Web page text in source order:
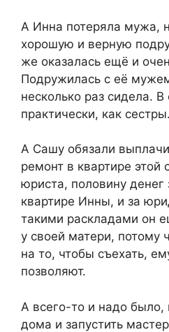
А Инна потеряла мужа,
хорошую и верную
же оказалась ещё и
Подружилась с её
несколько раз сидела.
практически, как сестры.
А Сашу обязали
ремонт в квартире этой
юриста, половину денег
квартире Инны, и за
такими раскладами он
у своей матери, потому
на то, чтобы съехать,
позволяют.
А всего-то и надо было,
дома и запустить